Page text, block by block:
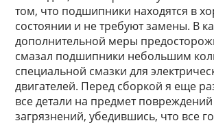
том, что подшипники находятся в
состоянии и не требуют замены. В
дополнительной меры
смазал подшипники небольшим
специальной смазки для
двигателей. Перед сборкой я еще
все детали на предмет
загрязнений, убедившись, что все